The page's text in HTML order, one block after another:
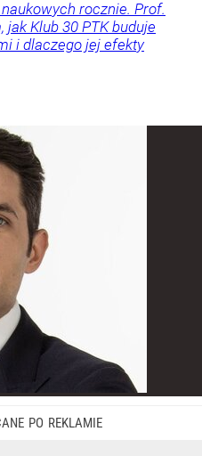
rocznie. Prof.
Klub 30 PTK buduje
i dlaczego jej efekty